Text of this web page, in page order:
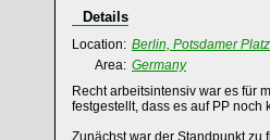
Details
Location: Berlin, Potsdamer Platz
Area: Germany
Recht arbeitsintensiv war es für
festgestellt, dass es auf PP
Zunächst war der Standpunkt zu